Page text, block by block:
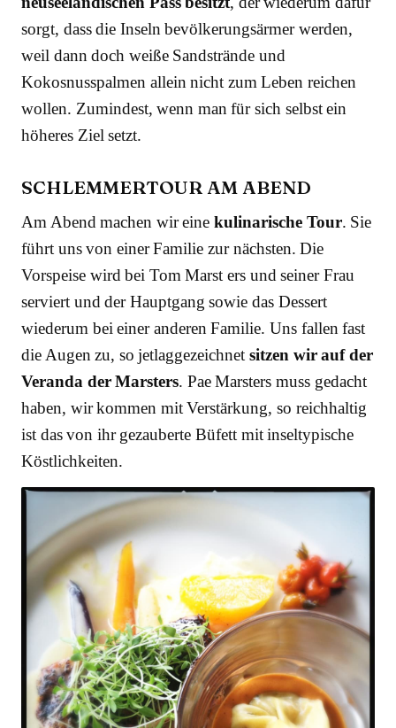
sorgt, dass die Inseln bevölkerungsärmer werden,
weil dann doch weiße Sandstrände und
Kokosnusspalmen allein nicht zum Leben reichen
wollen. Zumindest, wenn man für sich selbst ein
höheres Ziel setzt.
SCHLEMMERTOUR AM ABEND
Am Abend machen wir einekulinarische Tour. Sie
führt uns von einer Familie zur nächsten. Die
Vorspeise wird bei Tom Marst ers und seiner Frau
serviert und der Hauptgang sowie das Dessert
wiederum bei einer anderen Familie. Uns fallen fast
die Augen zu, so jetlaggezeichnetsitzen wir auf der
Veranda der Marsters. Pae Marsters muss gedacht
haben, wir kommen mit Verstärkung, so reichhaltig
ist das von ihr gezauberte Büfett mit inseltypische
Köstlichkeiten.